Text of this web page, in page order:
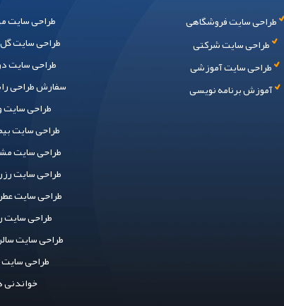
طراحی سایت فروشگاهی
طراحی سایت شرکتی
طراحی سایت آموزشی
آموزش برنامه نویسی
طراحی سایت
طراحی سایت
طراحی سایت در
سفارش طراحی
طراحی سایت
طراحی سایت
طراحی سایت
طراحی سایت
طراحی سایت
طراحی سایت
طراحی سایت
طراحی
خواندنی